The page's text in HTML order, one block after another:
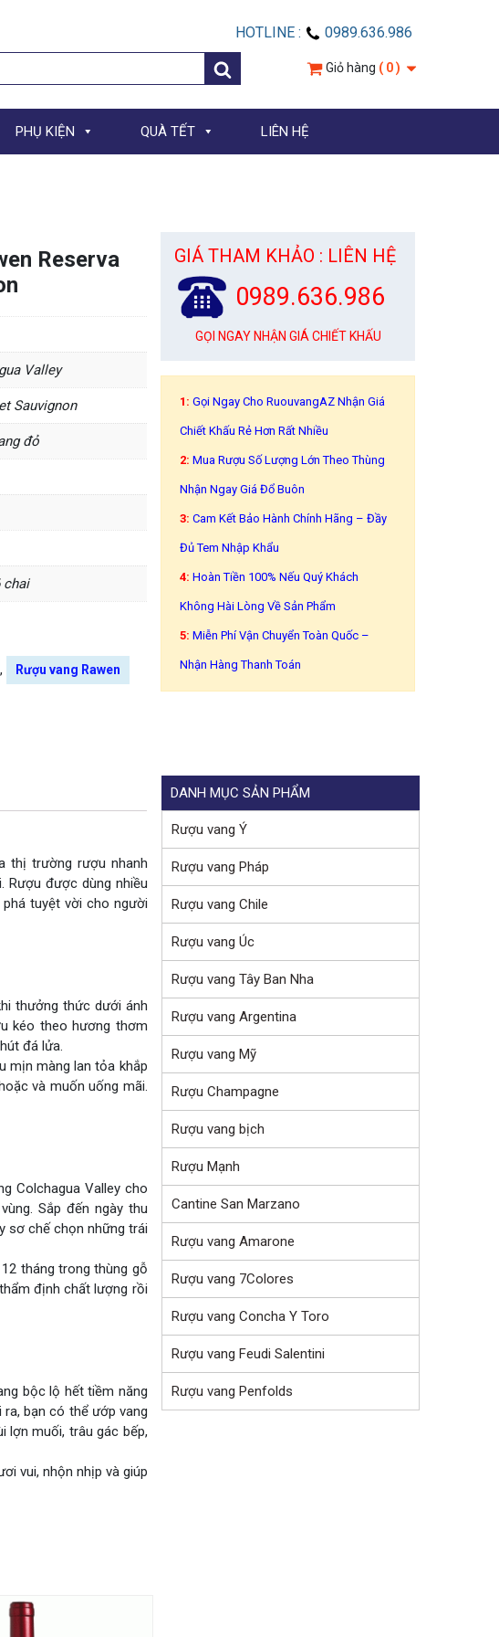
HOTLINE :
0989.636.986
Giỏ hàng ( 0 )
PHỤ KIỆN QUÀ TẾT LIÊN HỆ
Reserva
Valley
Sauvignon
đỏ
chai
, Rượu vang Rawen
GIÁ THAM KHẢO : LIÊN HỆ
0989.636.986
GỌI NGAY NHẬN GIÁ CHIẾT KHẤU
1:Gọi Ngay Cho RuouvangAZ Nhận Giá
Chiết Khấu Rẻ Hơn Rất Nhiều
2:Mua Rượu Số Lượng Lớn Theo Thùng
Nhận Ngay Giá Đổ Buôn
3: Cam Kết Bảo Hành Chính Hãng – Đầy
Đủ Tem Nhập Khẩu
4:Hoàn Tiền 100% Nếu Quý Khách
Không Hài Lòng Về Sản Phẩm
5: Miễn Phí Vận Chuyển Toàn Quốc –
Nhận Hàng Thanh Toán
thị trường rượu nhanh
Rượu được dùng nhiều
tuyệt vời cho người
thưởng thức dưới ánh
kéo theo hương thơm
đá lửa.
mịn màng lan tỏa khắp
và muốn uống mãi.
Colchagua Valley cho
Sắp đến ngày thu
sơ chế chọn những trái
tháng trong thùng gỗ
định chất lượng rồi
bộc lộ hết tiềm năng
bạn có thể ướp vang
lợn muối, trâu gác bếp,
vui, nhộn nhịp và giúp
DANH MỤC SẢN PHẨM
Rượu vang Ý
Rượu vang Pháp
Rượu vang Chile
Rượu vang Úc
Rượu vang Tây Ban Nha
Rượu vang Argentina
Rượu vang Mỹ
Rượu Champagne
Rượu vang bịch
Rượu Mạnh
Cantine San Marzano
Rượu vang Amarone
Rượu vang 7Colores
Rượu vang Concha Y Toro
Rượu vang Feudi Salentini
Rượu vang Penfolds